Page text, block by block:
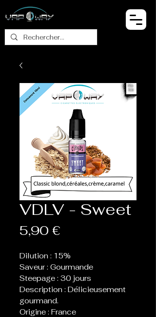
VDLV - Sweet
5,90 €
Dilution : 15%
Saveur : Gourmande
Steepage : 30 jours
Description : Délicieusement
gourmand.
Origine : France